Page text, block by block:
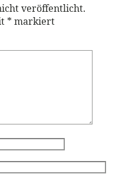
veröffentlicht.
* markiert